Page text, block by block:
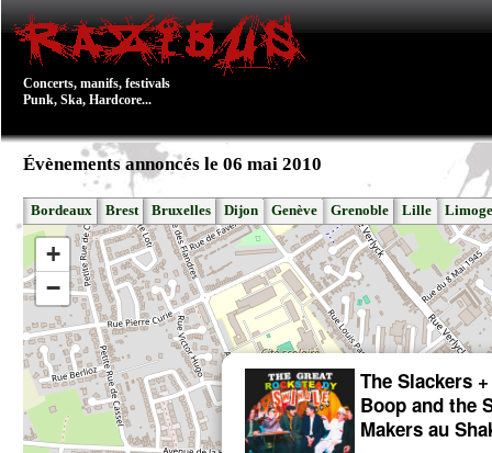
Concerts, manifs, festivals
Punk, Ska, Hardcore...
Évènements annoncés le 06 mai 2010
Bordeaux Brest Bruxelles Dijon Genève Grenoble Lille
The Slackers
Boop and the
Makers au
+
−